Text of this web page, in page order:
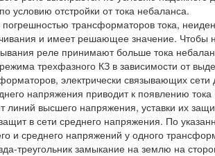
условию отстройки от тока небаланса.
трансформаторов тока,
и имеет решающее значение. Чтобы
реле принимают больше тока
трехфазного КЗ в зависимости от
электрически связывающих
напряжения приводит к появлению
высшего напряжения, уставки их
в сети среднего напряжения. По
и среднего напряжений у одного
треугольник замыкание на землю на